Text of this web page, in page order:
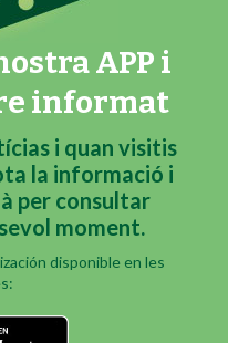
APP i
informat
i quan visitis
la informació i
per consultar
moment.
disponible en les